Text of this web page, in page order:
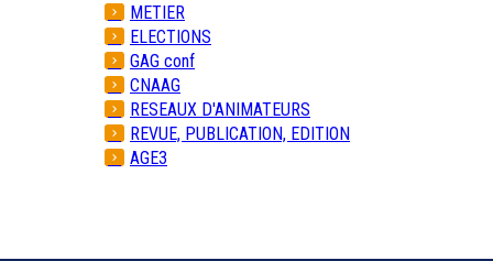
METIER
ELECTIONS
GAG conf
CNAAG
RESEAUX D'ANIMATEURS
REVUE, PUBLICATION, EDITION
AGE3